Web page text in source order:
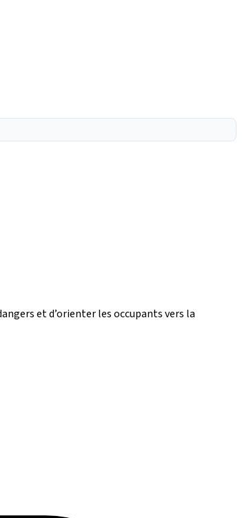
et d’orienter les occupants vers la